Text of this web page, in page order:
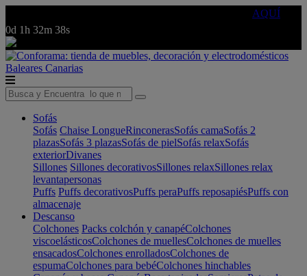
AQUÍ
0d 1h 32m 38s
Baleares Canarias
Sofás
Sofás Chaise LongueRinconerasSofás camaSofás 2
plazasSofás 3 plazasSofás de pielSofás relaxSofás
exteriorDivanes
Sillones Sillones decorativosSillones relaxSillones relax
levantapersonas
Puffs Puffs decorativosPuffs peraPuffs reposapiésPuffs con
almacenaje
Descanso
Colchones Packs colchón y canapéColchones
viscoelásticosColchones de muellesColchones de muelles
ensacadosColchones enrolladosColchones de
espumaColchones para bebéColchones hinchables